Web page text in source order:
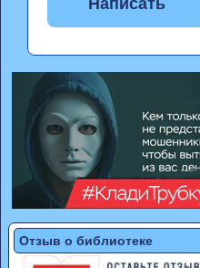
Отзыв о библиотеке